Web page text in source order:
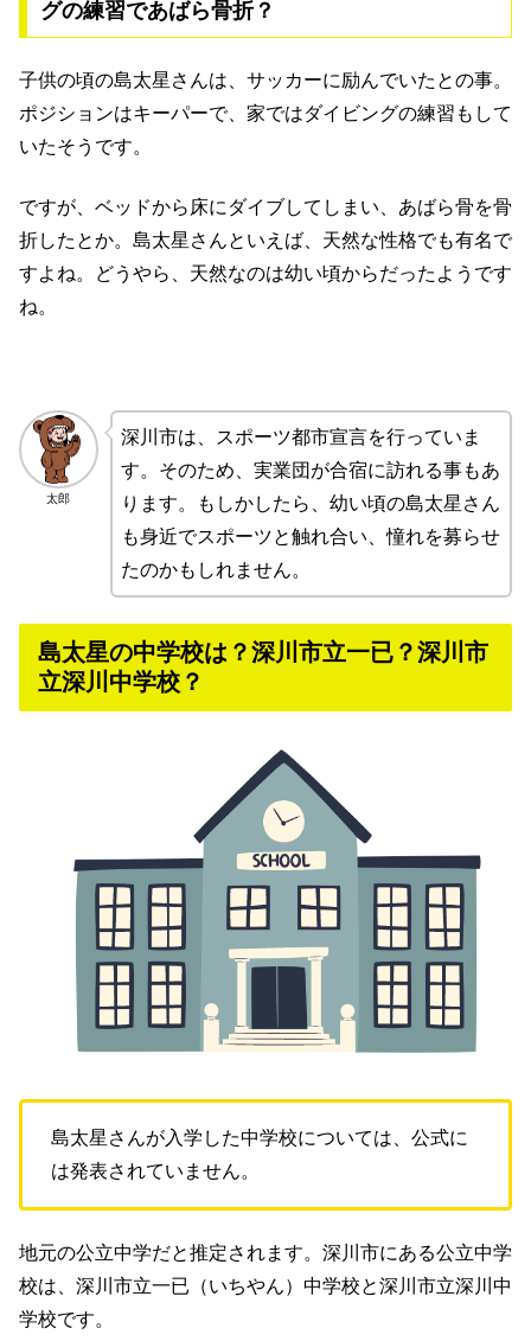
グの練習であばら骨折？
子供の頃の島太星さんは、サッカーに励んでいたとの事。
ポジションはキーパーで、家ではダイビングの練習もして
いたそうです。
ですが、ベッドから床にダイブしてしまい、あばら骨を骨
折したとか。島太星さんといえば、天然な性格でも有名で
すよね。どうやら、天然なのは幼い頃からだったようです
ね。
太郎
深川市は、スポーツ都市宣言を行っていま
す。そのため、実業団が合宿に訪れる事もあ
ります。もしかしたら、幼い頃の島太星さん
も身近でスポーツと触れ合い、憧れを募らせ
たのかもしれません。
島太星の中学校は？深川市立一已？深川市
立深川中学校？
島太星さんが入学した中学校については、公式に
は発表されていません。
地元の公立中学だと推定されます。深川市にある公立中学
校は、深川市立一已（いちやん）中学校と深川市立深川中
学校です。